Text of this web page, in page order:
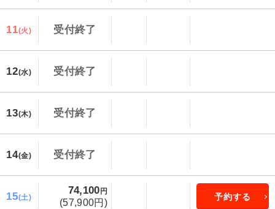
11(火) 受付終了
12(水) 受付終了
13(木) 受付終了
14(金) 受付終了
15(土)
74,100 円
(57,900円)
予約する